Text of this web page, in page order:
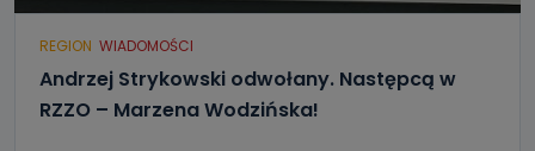
REGION WIADOMOŚCI
Andrzej Strykowski odwołany. Następcą w
RZZO – Marzena Wodzińska!